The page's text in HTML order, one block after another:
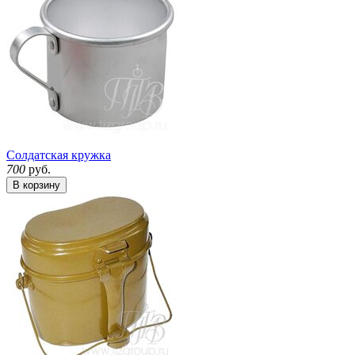
Солдатская кружка
700 руб.
В корзину